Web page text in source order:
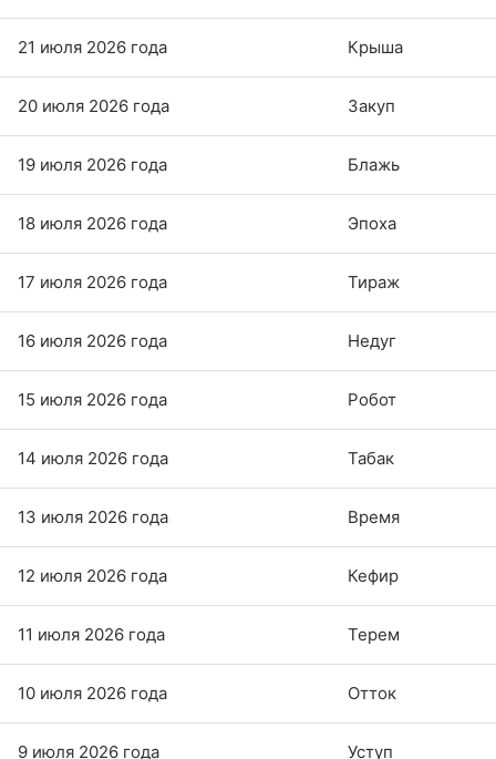
21 июля 2026 года Крыша
20 июля 2026 года Закуп
19 июля 2026 года Блажь
18 июля 2026 года Эпоха
17 июля 2026 года Тираж
16 июля 2026 года Недуг
15 июля 2026 года Робот
14 июля 2026 года Табак
13 июля 2026 года Время
12 июля 2026 года Кефир
11 июля 2026 года Терем
10 июля 2026 года Отток
9 июля 2026 года Уступ